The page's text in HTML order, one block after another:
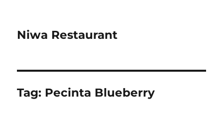
Niwa Restaurant
Tag: Pecinta Blueberry